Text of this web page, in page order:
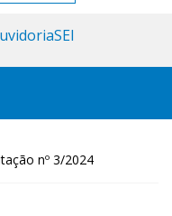
SEI
nº 3/2024